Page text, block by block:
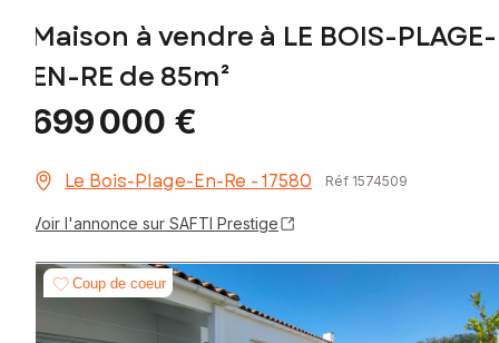
Maison à vendre à LE BOIS-PLAGE-
EN-RE de 85m²
699 000 €
Le Bois-Plage-En-Re - 17580 Réf 1574509
Voir l'annonce sur SAFTI Prestige
Coup de coeur